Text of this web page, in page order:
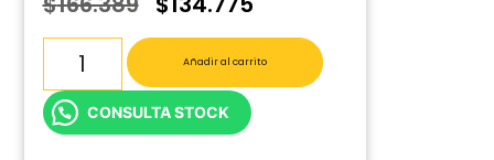
Añadir al carrito
CONSULTA STOCK